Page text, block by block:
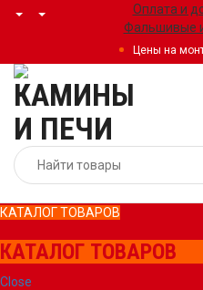
Оплата и
Фальшивые
Цены на
КАТАЛОГ ТОВАРОВ
КАТАЛОГ ТОВАРОВ
Close